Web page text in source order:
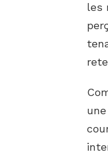
les
une